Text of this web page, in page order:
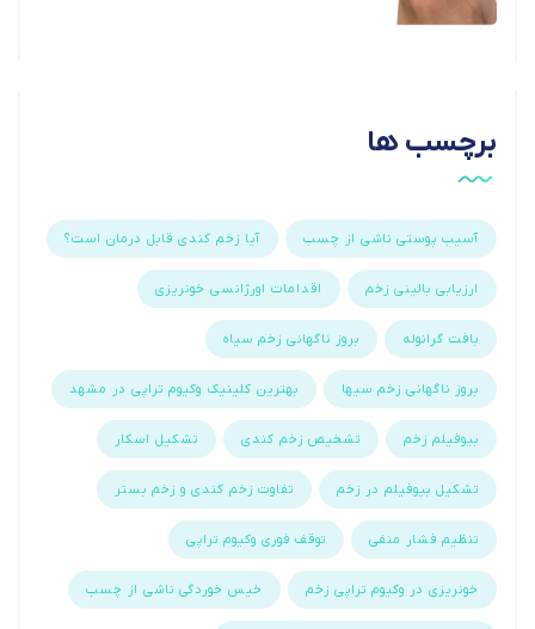
برچسب ها
آسیب پوستی ناشی از چسب آیا زخم کندی قابل درمان است؟
ارزیابی بالینی زخم اقدامات اورژانسی خونریزی
بافت گرانوله بروز ناگهانی زخم سیاه
بروز ناگهانی زخم سیها بهترین کلینیک وکیوم تراپی در مشهد
بیوفیلم زخم تشخیص زخم کندی تشکیل اسکار
تشکیل بیوفیلم در زخم تفاوت زخم کندی و زخم بستر
تنظیم فشار منفی توقف فوری وکیوم تراپی
خونریزی در وکیوم تراپی زخم خیس خوردگی ناشی از چسب